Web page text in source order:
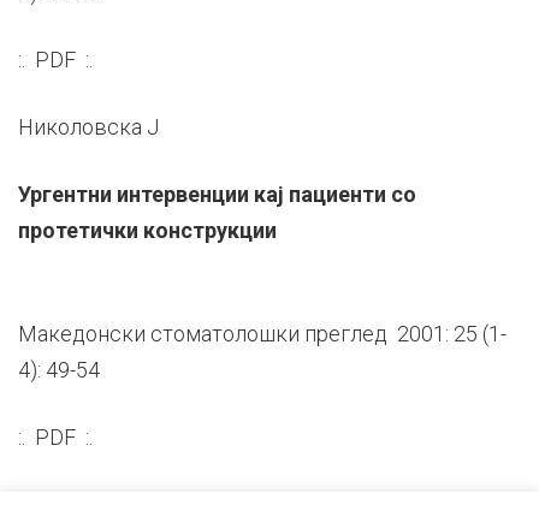
:. PDF :.
Николовска Ј
Ургентни интервенции кај пациенти со
протетички конструкции
Македонски стоматолошки преглед 2001: 25 (1-
4): 49-54
:. PDF :.